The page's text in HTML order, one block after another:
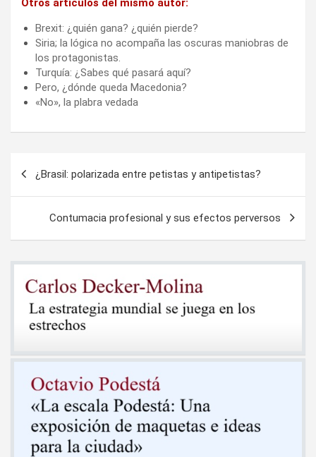
Otros artículos del mismo autor:
Brexit: ¿quién gana? ¿quién pierde?
Siria; la lógica no acompaña las oscuras maniobras de
los protagonistas.
Turquía: ¿Sabes qué pasará aquí?
Pero, ¿dónde queda Macedonia?
«No», la plabra vedada
entradas
¿Brasil: polarizada entre petistas y antipetistas?
Contumacia profesional y sus efectos perversos